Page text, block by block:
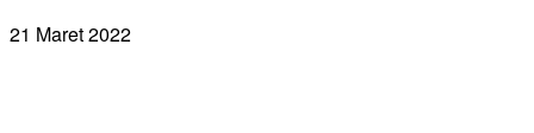
21 Maret 2022